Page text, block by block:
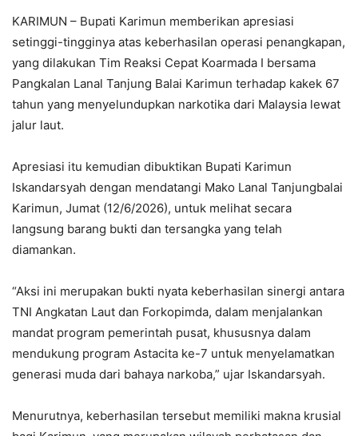
KARIMUN – Bupati Karimun memberikan apresiasi
setinggi-tingginya atas keberhasilan operasi penangkapan,
yang dilakukan Tim Reaksi Cepat Koarmada I bersama
Pangkalan Lanal Tanjung Balai Karimun terhadap kakek 67
tahun yang menyelundupkan narkotika dari Malaysia lewat
jalur laut.
Apresiasi itu kemudian dibuktikan Bupati Karimun
Iskandarsyah dengan mendatangi Mako Lanal Tanjungbalai
Karimun, Jumat (12/6/2026), untuk melihat secara
langsung barang bukti dan tersangka yang telah
diamankan.
“Aksi ini merupakan bukti nyata keberhasilan sinergi antara
TNI Angkatan Laut dan Forkopimda, dalam menjalankan
mandat program pemerintah pusat, khususnya dalam
mendukung program Astacita ke-7 untuk menyelamatkan
generasi muda dari bahaya narkoba,” ujar Iskandarsyah.
Menurutnya, keberhasilan tersebut memiliki makna krusial